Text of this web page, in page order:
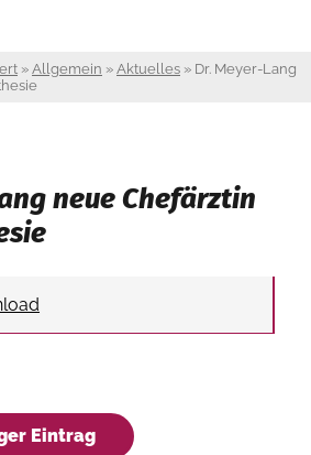
» Allgemein » Aktuelles » Dr. Meyer-Lang
neue Chefärztin
Eintrag